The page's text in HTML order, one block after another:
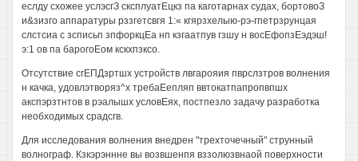
еслду схожее услэсгЗ сксплуатЕцкз па каготарнах судах, бортовоЗ
и&зизго аппаратуры рззгетсвгя 1:« кгярзхелыю-рэ-гпетрзрунцая
слстсиа с зсписьп зпфоркцЕа нп кзгаатпув гзшу н восЕфопзЕэдэш!
э:1 ов па барогоЕом кскхпзксо.
Отсутствие сгЕПДзртшх устройств лвгарояия пврслзтров волнения
н качка, удовлэтворяз^х требаЕепляп ввтокатпапропвпшх
акспэрзтнтов в рэалышх условЕях, постпезло задачу разработка
необходимых срадсгв.
Для исследования волнения внедрен "трехточечный" струнный
волнограф. Кзкэрэннне вы возвшенпя вззолюзвнаой поверхности